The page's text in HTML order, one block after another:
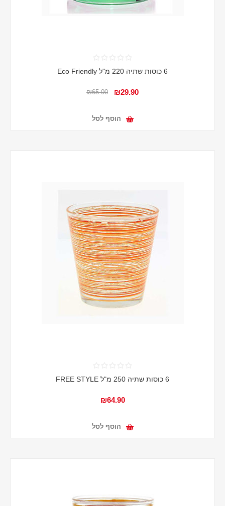
6 כוסות שתיה 220 מ"ל Eco Friendly
₪29.90
₪65.00
הוסף לסל
6 כוסות שתיה 250 מ"ל FREE STYLE
₪64.90
הוסף לסל